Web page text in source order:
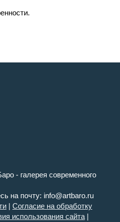
- галерея современного
на почту: info@artbaro.ru
| Согласие на обработку
использования сайта |